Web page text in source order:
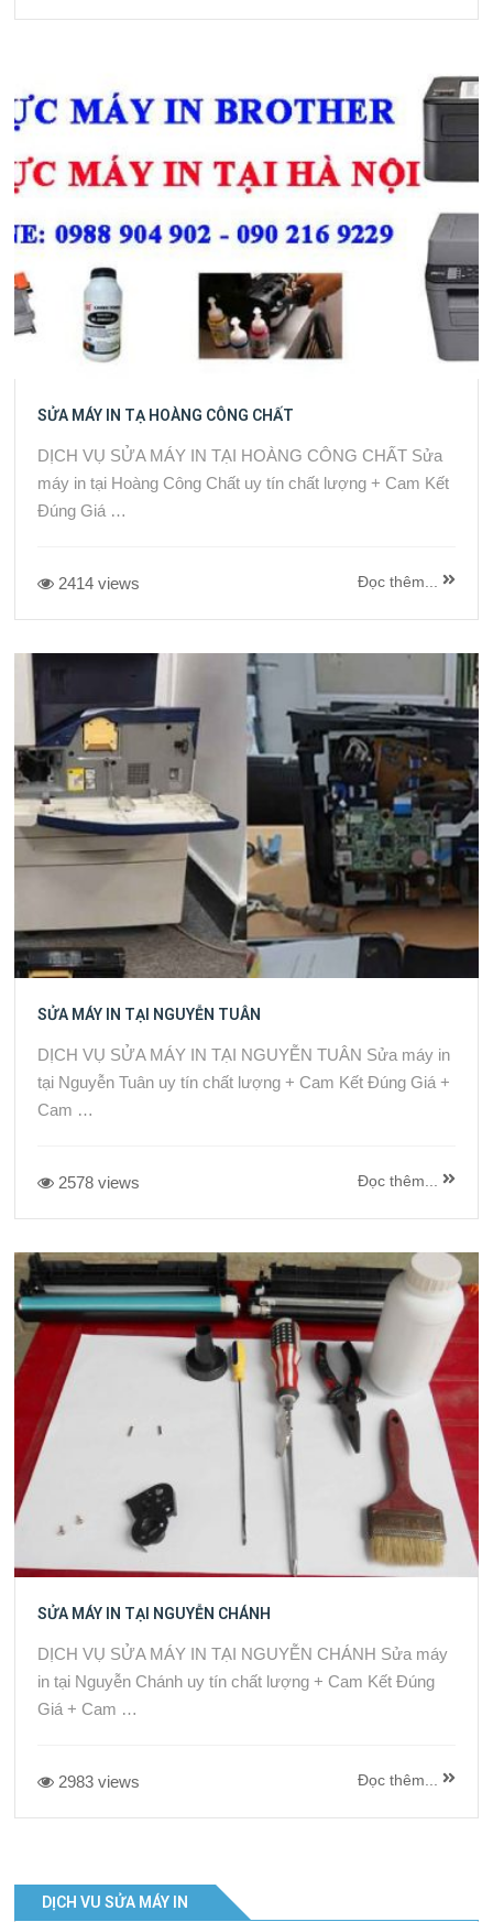
SỬA MÁY IN TẠ HOÀNG CÔNG CHẤT
DỊCH VỤ SỬA MÁY IN TẠI HOÀNG CÔNG CHẤT Sửa
máy in tại Hoàng Công Chất uy tín chất lượng + Cam Kết
Đúng Giá …
2414 views Đọc thêm...
SỬA MÁY IN TẠI NGUYỄN TUÂN
DỊCH VỤ SỬA MÁY IN TẠI NGUYỄN TUÂN Sửa máy in
tại Nguyễn Tuân uy tín chất lượng + Cam Kết Đúng Giá +
Cam …
2578 views Đọc thêm...
SỬA MÁY IN TẠI NGUYỄN CHÁNH
DỊCH VỤ SỬA MÁY IN TẠI NGUYỄN CHÁNH Sửa máy
in tại Nguyễn Chánh uy tín chất lượng + Cam Kết Đúng
Giá + Cam …
2983 views Đọc thêm...
DỊCH VU SỬA MÁY IN